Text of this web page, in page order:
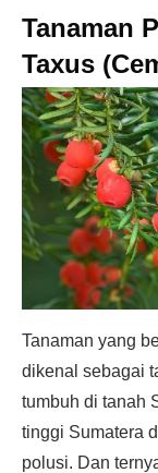
Tanaman
Taxus
Tanaman yang
dikenal sebagai
tumbuh di tanah
tinggi Sumatera
polusi. Dan